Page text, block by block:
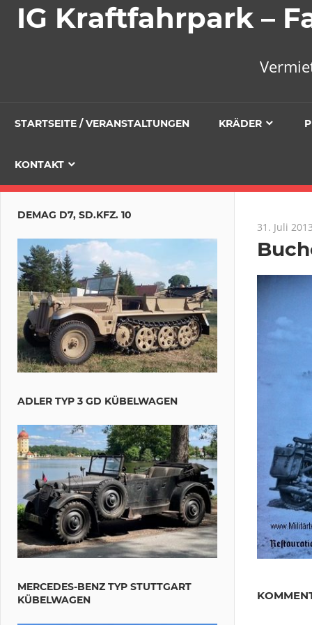
IG Kraftfahrpark –
STARTSEITE / VERANSTALTUNGEN KRÄDER
KONTAKT
31. Juli 2013
DEMAG D7, SD.KFZ. 10
ADLER TYP 3 GD KÜBELWAGEN
MERCEDES-BENZ TYP STUTTGART
KÜBELWAGEN